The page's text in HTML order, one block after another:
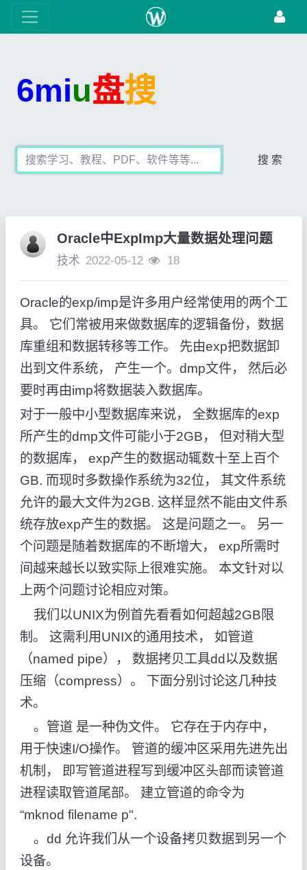
6miu盘搜
搜 索
Oracle中ExpImp大量数据处理问题
技术 2022-05-12 18
Oracle的exp/imp是许多用户经常使用的两个工
具。 它们常被用来做数据库的逻辑备份，数据
库重组和数据转移等工作。 先由exp把数据卸
出到文件系统， 产生一个。dmp文件， 然后必
要时再由imp将数据装入数据库。
对于一般中小型数据库来说， 全数据库的exp
所产生的dmp文件可能小于2GB， 但对稍大型
的数据库， exp产生的数据动辄数十至上百个
GB. 而现时多数操作系统为32位， 其文件系统
允许的最大文件为2GB. 这样显然不能由文件系
统存放exp产生的数据。 这是问题之一。 另一
个问题是随着数据库的不断增大， exp所需时
间越来越长以致实际上很难实施。 本文针对以
上两个问题讨论相应对策。
我们以UNIX为例首先看看如何超越2GB限
制。 这需利用UNIX的通用技术， 如管道
（named pipe）， 数据拷贝工具dd以及数据
压缩（compress）。 下面分别讨论这几种技
术。
。管道 是一种伪文件。 它存在于内存中，
用于快速I/O操作。 管道的缓冲区采用先进先出
机制， 即写管道进程写到缓冲区头部而读管道
进程读取管道尾部。 建立管道的命令为
“mknod filename p".
。dd 允许我们从一个设备拷贝数据到另一个
设备。